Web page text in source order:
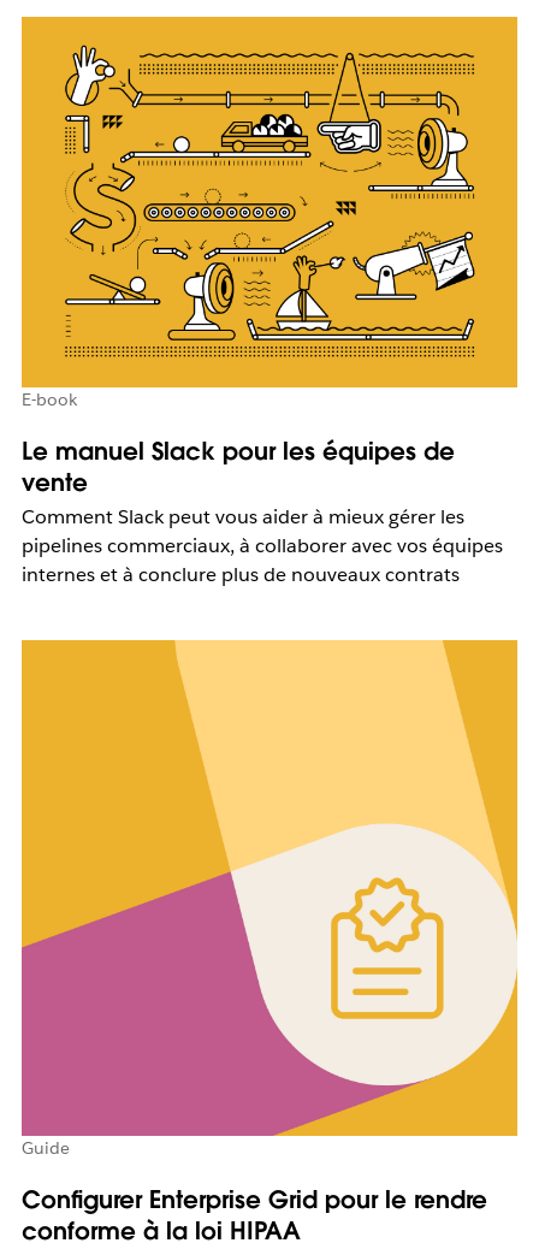
E-book
Le manuel Slack pour les équipes de
vente
Comment Slack peut vous aider à mieux gérer les
pipelines commerciaux, à collaborer avec vos équipes
internes et à conclure plus de nouveaux contrats
Guide
Configurer Enterprise Grid pour le rendre
conforme à la loi HIPAA